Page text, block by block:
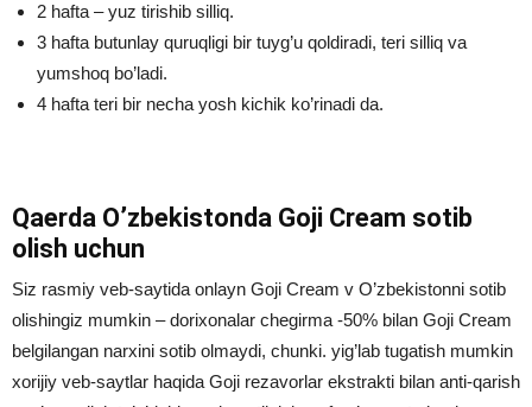
2 hafta – yuz tirishib silliq.
3 hafta butunlay quruqligi bir tuyg’u qoldiradi, teri silliq va
yumshoq bo’ladi.
4 hafta teri bir necha yosh kichik ko’rinadi da.
Qaerda O’zbekistonda Goji Cream sotib
olish uchun
Siz rasmiy veb-saytida onlayn Goji Cream v O’zbekistonni sotib
olishingiz mumkin – dorixonalar chegirma -50% bilan Goji Cream
belgilangan narxini sotib olmaydi, chunki. yig’lab tugatish mumkin
xorijiy veb-saytlar haqida Goji rezavorlar ekstrakti bilan anti-qarish